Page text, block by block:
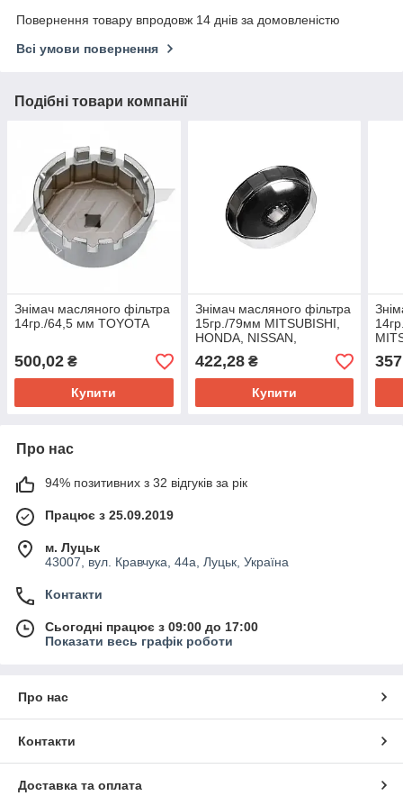
Повернення товару впродовж 14 днів за домовленістю
Всі умови повернення
Подібні товари компанії
Знімач масляного фільтра
14гр./64,5 мм TOYOTA
500,02 ₴
Купити
Знімач масляного фільтра
15гр./79мм MITSUBISHI,
HONDA, NISSAN,
TOYOTA, SUZUKI
422,28₴
Купити
Про нас
94% позитивних з 32 відгуків за рік
Працює з 25.09.2019
м. Луцьк
43007, вул. Кравчука, 44а, Луцьк, Україна
Контакти
Сьогодні працює з 09:00 до 17:00
Показати весь графік роботи
Про нас
Контакти
Доставка та оплата